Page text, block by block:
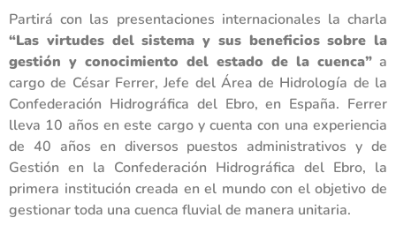
Partirá con las presentaciones internacionales la charla
“Las virtudes del sistema y sus beneficios sobre la
gestión y conocimiento del estado de la cuenca” a
cargo de César Ferrer, Jefe del Área de Hidrología de la
Confederación Hidrográfica del Ebro, en España. Ferrer
lleva 10 años en este cargo y cuenta con una experiencia
de 40 años en diversos puestos administrativos y de
Gestión en la Confederación Hidrográfica del Ebro, la
primera institución creada en el mundo con el objetivo de
gestionar toda una cuenca fluvial de manera unitaria.